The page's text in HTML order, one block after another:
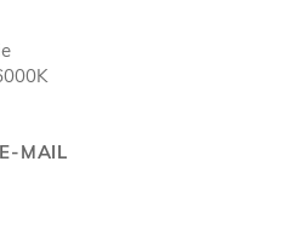
E-MAIL